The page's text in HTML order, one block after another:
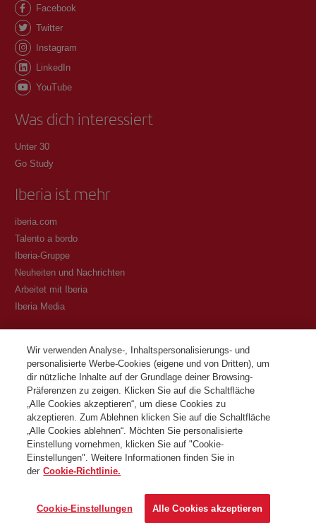
Facebook
Twitter
Instagram
LinkedIn
YouTube
Was dich interessiert
Unter 30
Go Study
Iberia ist mehr
iberia.com
Talento a bordo
Iberia-Gruppe
Neuheiten und Nachrichten
Arbeitet mit Iberia
Iberia Media
Allgemeine Geschäftsbedingungen des Iberia Club Programms
Bedingungen für die Registrierung auf iberia.com
Richtlinien zum Schutz personenbezogener Daten
Cookie-Richtlinie und -Verwaltung
Kontaktiere
©Iberia Joven 2026. Alle Rechte vorbehalten.
Wir verwenden Analyse-, Inhaltspersonalisierungs- und
personalisierte Werbe-Cookies (eigene und von Dritten), um
dir nützliche Inhalte auf der Grundlage deiner Browsing-
Präferenzen zu zeigen. Klicken Sie auf die Schaltfläche
„Alle Cookies akzeptieren“, um diese Cookies zu
akzeptieren. Zum Ablehnen klicken Sie auf die Schaltfläche
„Alle Cookies ablehnen“. Möchten Sie personalisierte
Einstellung vornehmen, klicken Sie auf "Cookie-
Einstellungen". Weitere Informationen finden Sie in
der Cookie-Richtlinie.
Cookie-Einstellungen Alle Cookies akzeptieren